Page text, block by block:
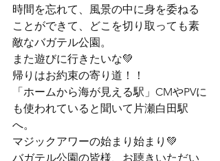
時間を忘れて、風景の中に身を委ねる
ことができて、どこを切り取っても素
敵なバガテル公園。
また遊びに行きたいな💚
帰りはお約束の寄り道！！
「ホームから海が見える駅」CMやPVに
も使われていると聞いて片瀬白田駅
へ。
マジックアワーの始まり始まり 💚
バガテル公園の皆様、お聴きいただい